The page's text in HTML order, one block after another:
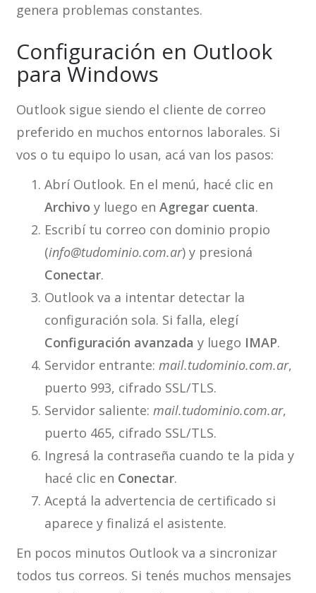
genera problemas constantes.
Configuración en Outlook
para Windows
Outlook sigue siendo el cliente de correo
preferido en muchos entornos laborales. Si
vos o tu equipo lo usan, acá van los pasos:
Abrí Outlook. En el menú, hacé clic en
Archivo y luego en Agregar cuenta.
Escribí tu correo con dominio propio
(info@tudominio.com.ar) y presioná
Conectar.
Outlook va a intentar detectar la
configuración sola. Si falla, elegí
Configuración avanzada y luego IMAP.
Servidor entrante: mail.tudominio.com.ar,
puerto 993, cifrado SSL/TLS.
Servidor saliente: mail.tudominio.com.ar,
puerto 465, cifrado SSL/TLS.
Ingresá la contraseña cuando te la pida y
hacé clic en Conectar.
Aceptá la advertencia de certificado si
aparece y finalizá el asistente.
En pocos minutos Outlook va a sincronizar
todos tus correos. Si tenés muchos mensajes